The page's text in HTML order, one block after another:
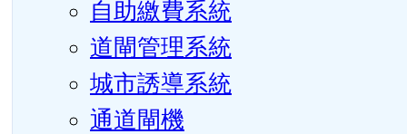
自助繳費系統
道閘管理系統
城市誘導系統
通道閘機